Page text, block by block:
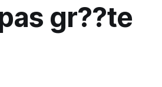
gr??te